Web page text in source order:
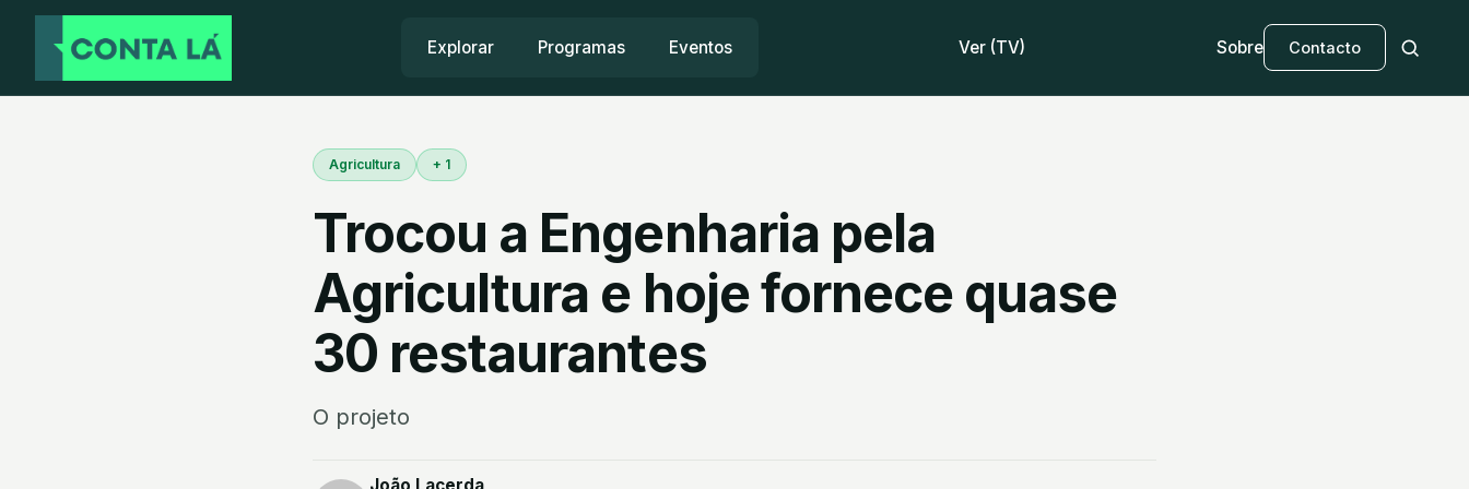
Explorar Programas Eventos Ver (TV) Sobre Contacto
Agricultura + 1
Trocou a Engenharia pela
Agricultura e hoje fornece quase
30 restaurantes
O projeto